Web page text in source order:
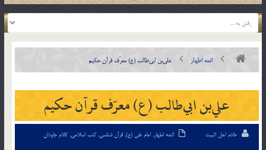
ائمه اطهار علي‎بن ابي‎طالب (ع) معرّف قرآن حكيم
علي‎بن ابي‎طالب (ع) معرّف قرآن حكيم
خادم اهل البیت ائمه اطهار, امام علی (ع), قرآن شناسی,کتب اسلامی,کلام جاودان